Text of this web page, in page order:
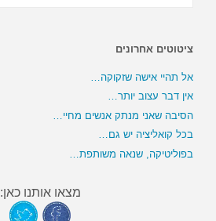
ציטוטים אחרונים
אל תהיי אישה שזקוקה…
אין דבר עצוב יותר…
הסיבה שאני מנתק אנשים מחיי…
בכל קואליציה יש גם…
בפוליטיקה, שנאה משותפת…
מצאו אותנו כאן: